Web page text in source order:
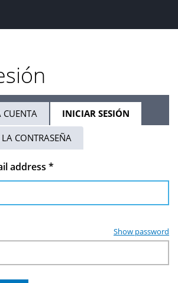
CUENTA INICIAR SESIÓN
ACTIVA)
LA CONTRASEÑA
address *
Show password